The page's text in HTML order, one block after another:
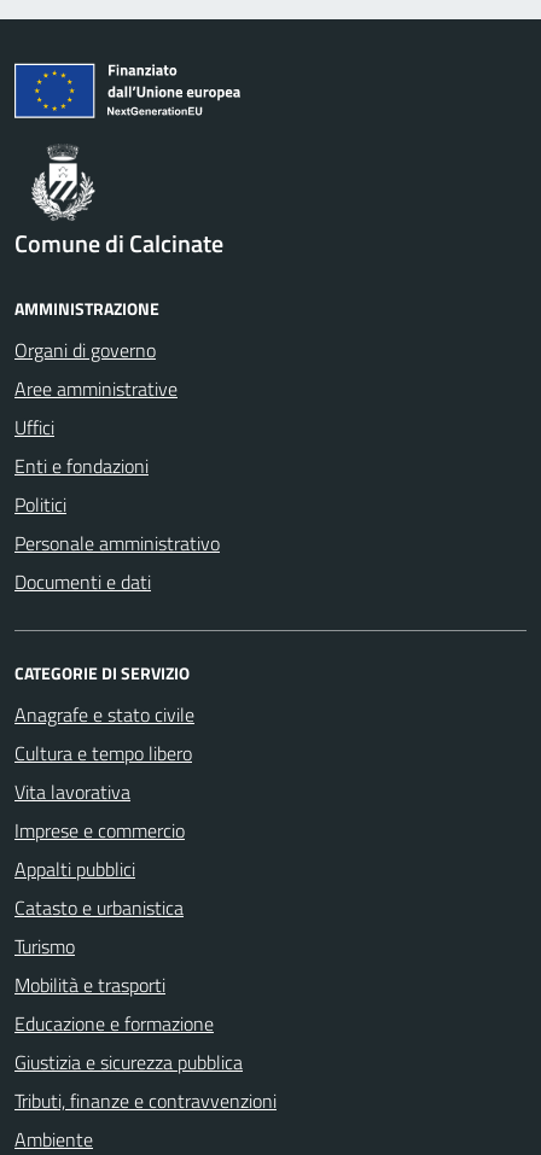
Comune di Calcinate
AMMINISTRAZIONE
Organi di governo
Aree amministrative
Uffici
Enti e fondazioni
Politici
Personale amministrativo
Documenti e dati
CATEGORIE DI SERVIZIO
Anagrafe e stato civile
Cultura e tempo libero
Vita lavorativa
Imprese e commercio
Appalti pubblici
Catasto e urbanistica
Turismo
Mobilità e trasporti
Educazione e formazione
Giustizia e sicurezza pubblica
Tributi, finanze e contravvenzioni
Ambiente